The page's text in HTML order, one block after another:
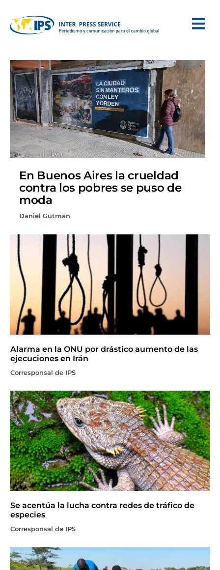
En Buenos Aires la crueldad
contra los pobres se puso de
moda
Daniel Gutman
Alarma en la ONU por drástico aumento de las
ejecuciones en Irán
Corresponsal de IPS
Se acentúa la lucha contra redes de tráfico de
especies
Corresponsal de IPS